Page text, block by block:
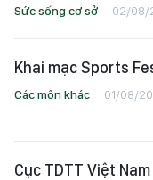
Sức sống cơ sở 02/08/
Khai mạc Sports
Các môn khác 01/08/
Cục TDTT Việt